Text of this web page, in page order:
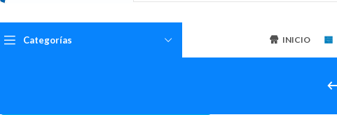
Categorías INICIO